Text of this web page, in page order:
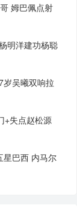
姆巴佩点射
明洋建功杨聪
岁吴曦双响拉
+失点赵松源
星巴西 内马尔